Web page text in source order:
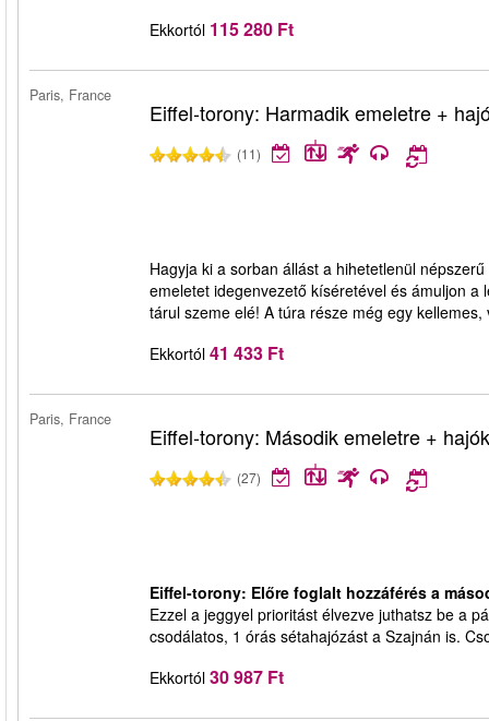
Ekkortól 115 280 Ft
Paris, France
Eiffel-torony: Harmadik emeletre +
(11)
Hagyja ki a sorban állást a hihetetlenül
emeletet idegenvezető kíséretével és ámuljon
tárul szeme elé! A túra része még egy
Ekkortól 41 433 Ft
Paris, France
Eiffel-torony: Második emeletre +
(27)
Eiffel-torony: Előre foglalt hozzáférés a
Ezzel a jeggyel prioritást élvezve juthatsz be a
csodálatos, 1 órás sétahajózást a Szajnán is.
Ekkortól 30 987 Ft